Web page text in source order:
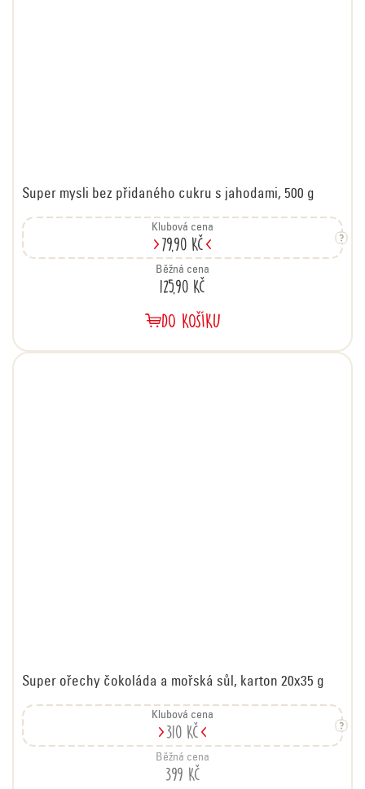
Super mysli bez přidaného cukru s jahodami, 500 g
Klubová cena
79,90 Kč
Běžná cena
125,90 Kč
DO KOŠÍKU
Super ořechy čokoláda a mořská sůl, karton 20x35 g
Klubová cena
310 Kč
Běžná cena
399 Kč